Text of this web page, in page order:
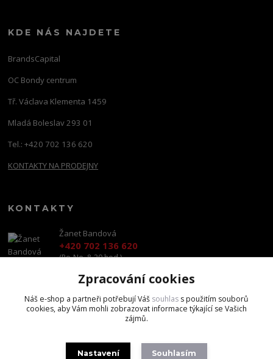
KDE NÁS NAJDETE
BrandsCapital
OC Bondy centrum
Tř. Václava Klementa 1459
Mladá Boleslav 293 01
Tel.: +420 702 136 620
KONTAKTY NA PRODEJNY
KONTAKTY
Žanet Bandová
+420 702 136 620
(Po-Ne, 8-20 hod.)
shop@brandscapital.cz
Zpracování cookies
Náš e-shop a partneři potřebují Váš souhlas s použitím souborů
cookies, aby Vám mohli zobrazovat informace týkající se Vašich
zájmů.
Nastavení Souhlasím